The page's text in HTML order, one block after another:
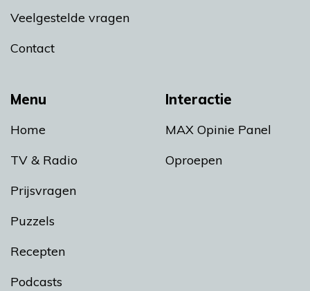
Menu
Home
TV & Radio
Prijsvragen
Puzzels
Recepten
Podcasts
Interactie
MAX Opinie Panel
Oproepen
Veelgestelde vragen
Contact